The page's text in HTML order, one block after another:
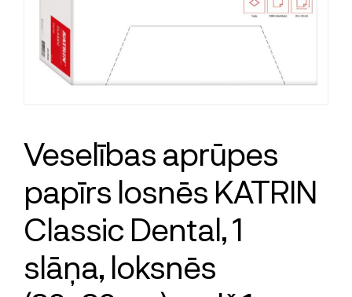
Veselības aprūpes
papīrs losnēs KATRIN
Classic Dental, 1
slāņa, loksnēs